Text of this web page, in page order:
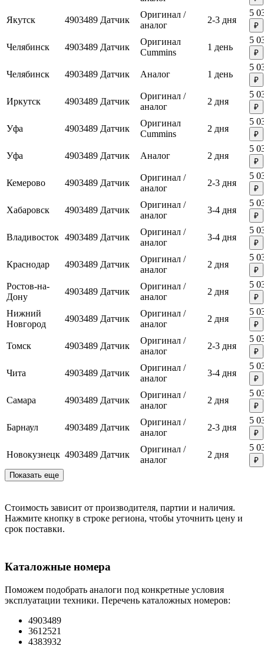
Якутск 4903489 Датчик
Оригинал /
аналог
2-3 дня
5
₽
Челябинск 4903489 Датчик
Оригинал
Cummins
1 день
5
₽
Челябинск 4903489 Датчик Аналог 1 день
5
₽
Иркутск 4903489 Датчик
Оригинал /
аналог
2 дня
5
₽
Уфа 4903489 Датчик
Оригинал
Cummins
2 дня
5
₽
Уфа 4903489 Датчик Аналог 2 дня
5
₽
Кемерово 4903489 Датчик
Оригинал /
аналог
2-3 дня
5
₽
Хабаровск 4903489 Датчик
Оригинал /
аналог
3-4 дня
5
₽
Владивосток 4903489 Датчик
Оригинал /
аналог
3-4 дня
5
₽
Краснодар 4903489 Датчик
Оригинал /
аналог
2 дня
5
₽
Ростов-на-
Дону
4903489 Датчик
Оригинал /
аналог
2 дня
5
₽
Нижний
Новгород
4903489 Датчик
Оригинал /
аналог
2 дня
5
₽
Томск 4903489 Датчик
Оригинал /
аналог
2-3 дня
5
₽
Чита 4903489 Датчик
Оригинал /
аналог
3-4 дня
5
₽
Самара 4903489 Датчик
Оригинал /
аналог
2 дня
5
₽
Барнаул 4903489 Датчик
Оригинал /
аналог
2-3 дня
5
₽
Новокузнецк 4903489 Датчик
Оригинал /
аналог
2 дня
5
₽
Показать еще
Стоимость зависит от производителя, партии и наличия.
Нажмите кнопку в строке региона, чтобы уточнить цену и
срок поставки.
Каталожные номера
Поможем подобрать аналоги под конкретные условия
эксплуатации техники. Перечень каталожных номеров:
4903489
3612521
4383932